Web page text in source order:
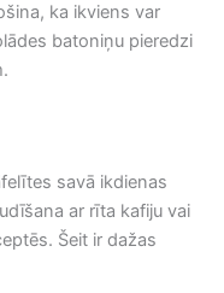
ka ikviens var
batoniņu pieredzi
savā ikdienas
ar rīta kafiju vai
Šeit ir dažas